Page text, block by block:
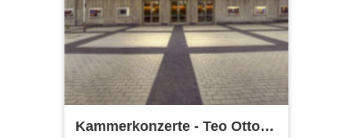
Kammerkonzerte - Teo Otto